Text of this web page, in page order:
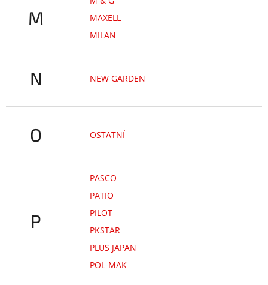
M
MAXELL
MILAN
N NEW GARDEN
O OSTATNÍ
P
PASCO
PATIO
PILOT
PKSTAR
PLUS JAPAN
POL-MAK